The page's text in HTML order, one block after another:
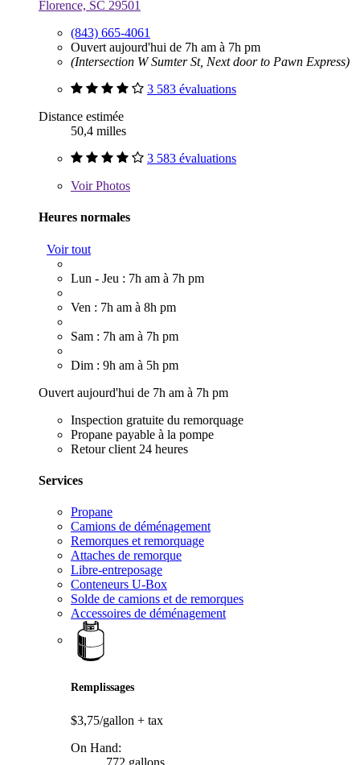
Florence, SC 29501
(843) 665-4061
Ouvert aujourd'hui de 7h am à 7h pm
(Intersection W Sumter St, Next door to Pawn Express)
3 583 évaluations
Distance estimée
50,4 milles
3 583 évaluations
VoirPhotos
Heures normales
Voir tout
Lun - Jeu : 7h am à 7h pm
Ven : 7h am à 8h pm
Sam : 7h am à 7h pm
Dim : 9h am à 5h pm
Ouvert aujourd'hui de 7h am à 7h pm
Inspection gratuite du remorquage
Propane payable à la pompe
Retour client 24 heures
Services
Propane
Camions de déménagement
Remorques et remorquage
Attaches de remorque
Libre-entreposage
Conteneurs U-Box
Solde de camions et de remorques
Accessoires de déménagement
Remplissages
$3,75/gallon + tax
On Hand: